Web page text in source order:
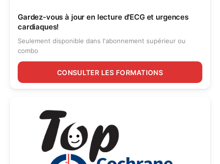
Gardez-vous à jour en lecture d'ECG et urgences
cardiaques!
Seulement disponible dans l'abonnement supérieur ou
combo
CONSULTER LES FORMATIONS